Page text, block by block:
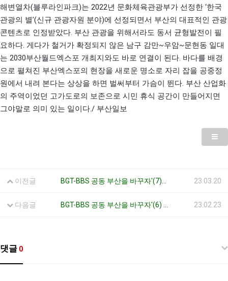
해변열차(블루라인파크)는 2022년 문화체육관광부가 선정한 ‘한국
관광의 별’(신규 관광자원 분야)에 선정되면서 부산의 대표적인 관광
콘텐츠로 인정받았다. 부산 관광을 위해서라도 동서 균형발전이 필
요하다. 게다가 철거가 확정되지 않은 남구 감만~우암~문현동 일대
는 2030부산월드엑스포 개최지와도 바로 연결이 된다. 바다를 배경
으로 펼쳐진 부산엑스포의 현장을 새로운 명소로 자리 잡을 공중정
원에서 내려 본다는 상상을 하면 벌써부터 가슴이 뛴다. 부산 산업화
의 주역이었던 고가도로의 보존으로 시민 휴식 공간이 만들어지면
그야말로 의미 있는 일이다./ 부산일보
이전글 23.03.20
다음글 23.02.23
댓글 0